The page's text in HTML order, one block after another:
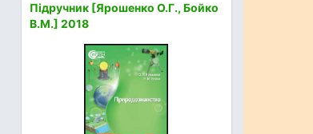
Підручник [Ярошенко О.Г., Бойко
В.М.] 2018